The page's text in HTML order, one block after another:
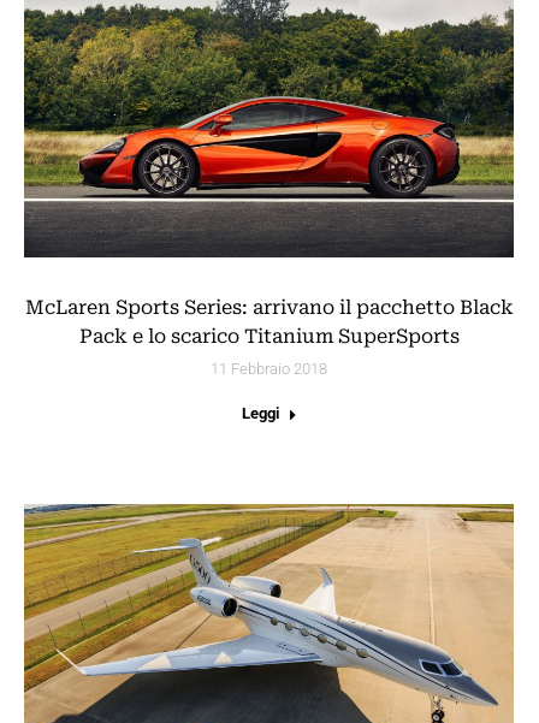
McLaren Sports Series: arrivano il pacchetto Black
Pack e lo scarico Titanium SuperSports
11 Febbraio 2018
Leggi